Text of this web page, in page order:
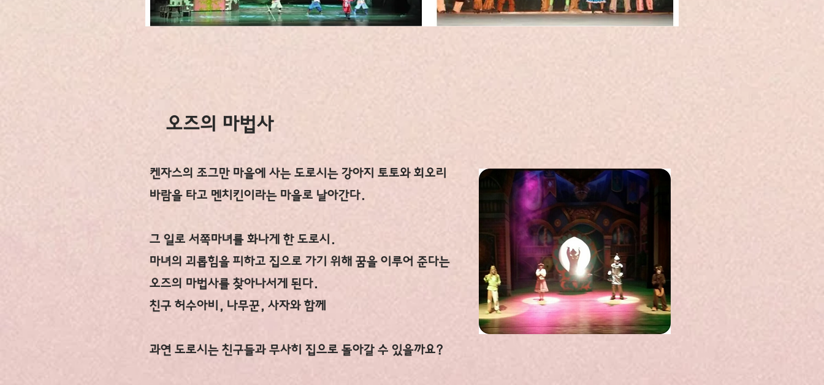
켄자스의 조그만 마을에 사는 도로시는 강아지 토토와 회오리
바람을 타고 멘치킨이라는 마을로 날아간다.
그 일로 서쪽마녀를 화나게 한 도로시.
마녀의 괴롭힘을 피하고 집으로 가기 위해 꿈을 이루어 준다는
오즈의 마법사를 찾아나서게 된다.
친구 허수아비, 나무꾼, 사자와 함께
​과연 도로시는 친구들과 무사히 집으로 돌아갈 수 있을까요?
​오즈의 마법사